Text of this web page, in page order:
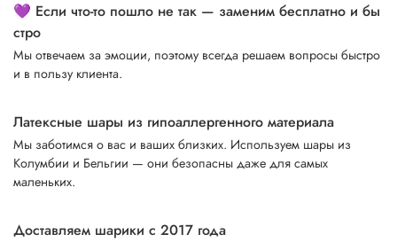
💜 Если что-то пошло не так — заменим бесплатно и бы
стро
Мы отвечаем за эмоции, поэтому всегда решаем вопросы быстро
и в пользу клиента.
Латексные шары из гипоаллергенного материала
Мы заботимся о вас и ваших близких. Используем шары из
Колумбии и Бельгии — они безопасны даже для самых
маленьких.
Доставляем шарики с 2017 года